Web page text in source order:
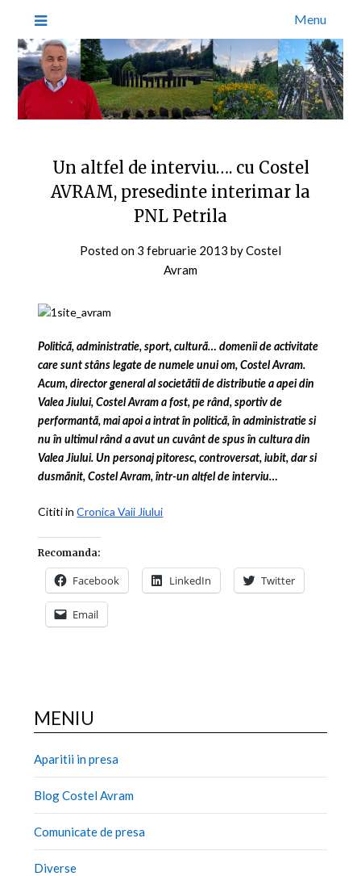
Menu
Un altfel de interviu…. cu Costel
AVRAM, presedinte interimar la
PNL Petrila
Posted on 3 februarie 2013 byCostel
Avram
Politicã, administratie, sport, culturã… domenii de activitate
care sunt stâns legate de numele unui om, Costel Avram.
Acum, director general al societãtii de distributie a apei din
Valea Jiului, Costel Avram a fost, pe rând, sportiv de
performantã, mai apoi a intrat în politicã, în administratie si
nu în ultimul rând a avut un cuvânt de spus în cultura din
Valea Jiului. Un personaj pitoresc, controversat, iubit, dar si
dusmãnit, Costel Avram, într-un altfel de interviu…
Cititi inCronica Vaii Jiului
Recomanda:
Facebook LinkedIn Twitter
Email
MENIU
Aparitii in presa
Blog Costel Avram
Comunicate de presa
Diverse